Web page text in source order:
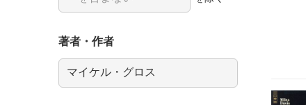
著者・作者